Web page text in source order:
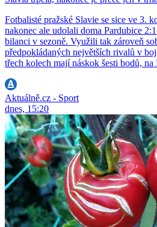
Fotbalisté pražské Slavie se sice ve 3.
nakonec ale udolali doma Pardubice
bilanci v sezoně. Využili tak zároveň
předpokládaných největších rivalů v
třech kolech mají náskok šesti bodů, na
Aktuálně.cz - Sport
dnes, 15:20